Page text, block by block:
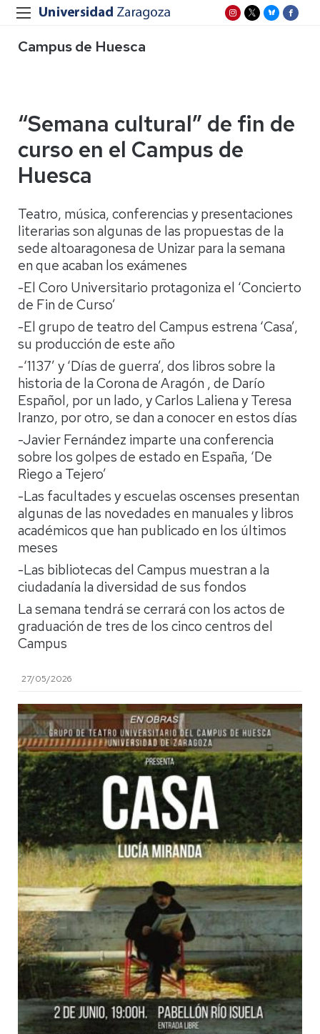
Campus de Huesca
“Semana cultural” de fin de
curso en el Campus de
Huesca
Teatro, música, conferencias y presentaciones
literarias son algunas de las propuestas de la
sede altoaragonesa de Unizar para la semana
en que acaban los exámenes
-El Coro Universitario protagoniza el ‘Concierto
de Fin de Curso’
-El grupo de teatro del Campus estrena ‘Casa’,
su producción de este año
-‘1137’ y ‘Días de guerra’, dos libros sobre la
historia de la Corona de Aragón , de Darío
Español, por un lado, y Carlos Laliena y Teresa
Iranzo, por otro, se dan a conocer en estos días
-Javier Fernández imparte una conferencia
sobre los golpes de estado en España, ‘De
Riego a Tejero’
-Las facultades y escuelas oscenses presentan
algunas de las novedades en manuales y libros
académicos que han publicado en los últimos
meses
-Las bibliotecas del Campus muestran a la
ciudadanía la diversidad de sus fondos
La semana tendrá se cerrará con los actos de
graduación de tres de los cinco centros del
Campus
27/05/2026